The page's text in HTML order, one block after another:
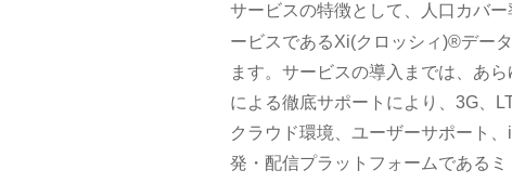
サービスの特徴として、人口カバ
ービスであるXi(クロッシィ)®デー
ます。サービスの導入までは、あ
による徹底サポートにより、3G、
クラウド環境、ユーザーサポート
発・配信プラットフォームである